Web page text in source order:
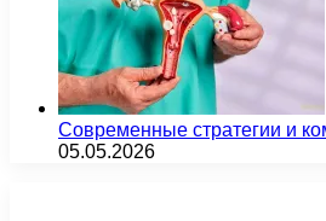
Современные стратегии и
05.05.2026